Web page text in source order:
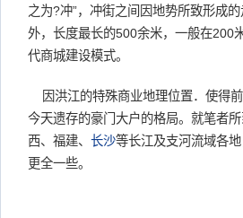
之为?冲”，冲街之间因地势所致形成
外，长度最长的500余米，一般在200
代商城建设模式。
因洪江的特殊商业地理位置．使得
今天遗存的豪门大户的格局。就笔者
西、福建、 长沙等长江及支河流域各
更全一些。